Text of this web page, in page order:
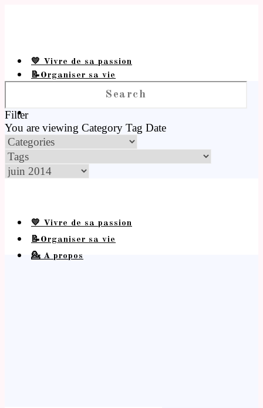
💛 Vivre de sa passion
📝Organiser sa vie
Filter
You are viewing Category Tag Date
💛 Vivre de sa passion
📝Organiser sa vie
💁 A propos